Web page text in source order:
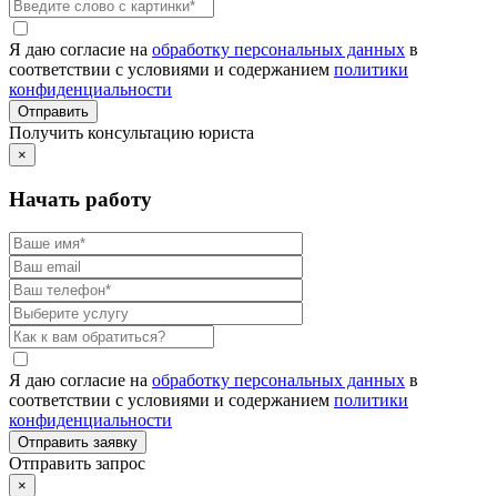
Я даю согласие на обработку персональных данных в
соответствии с условиями и содержанием политики
конфиденциальности
Получить консультацию юриста
×
Начать работу
Я даю согласие на обработку персональных данных в
соответствии с условиями и содержанием политики
конфиденциальности
Отправить запрос
×